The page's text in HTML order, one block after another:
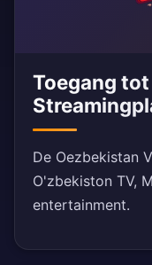
Toegang
De Oezbekistan
O'zbekiston TV,
entertainment.